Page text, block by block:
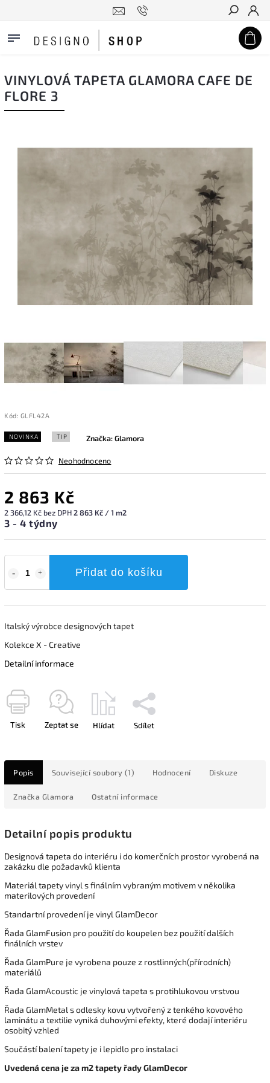
Hledat
VINYLOVÁ TAPETA GLAMORA CAFE DE
FLORE 3
Kód: GLFL42A
NOVINKA TIP
Neohodnoceno
Značka:Glamora
2 863 Kč
2 366,12 Kč bez DPH2 863 Kč / 1 m2
3 - 4 týdny
Přidat do košíku
Italský výrobce designových tapet
Kolekce X - Creative
Detailní informace
Tisk Zeptat se Hlídat Sdílet
Popis Související soubory (1) Hodnocení Diskuze
Značka Glamora Ostatní informace
Detailní popis produktu
Designová tapeta do interiéru i do komerčních prostor vyrobená na
zakázku dle požadavků klienta
Materiál tapety vinyl s finálním vybraným motivem v několika
materilových provedení
Standartní provedení je vinyl GlamDecor
Řada GlamFusion pro použití do koupelen bez použití dalších
finálních vrstev
Řada GlamPure je vyrobena pouze z rostlinných(přírodních)
materiálů
Řada GlamAcoustic je vinylová tapeta s protihlukovou vrstvou
Řada GlamMetal s odlesky kovu vytvořený z tenkého kovového
laminátu a textilie vyniká duhovými efekty, které dodají interiéru
osobitý vzhled
Součástí balení tapety je i lepidlo pro instalaci
Uvedená cena je za m2 tapety řady GlamDecor